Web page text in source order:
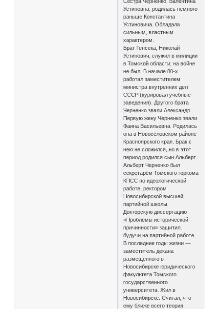
Устиновна, родилась немного
раньше Константина
Устиновича. Обладала
сильным, властным
характером.
Брат Генсека, Николай
Устинович, служил в милиции
в Томской области; на войне
не был. В начале 80-х
работал заместителем
министра внутренних дел
СССР (курировал учебные
заведения). Другого брата
Черненко звали Александр.
Первую жену Черненко звали
Фаина Васильевна. Родилась
она в Новосёловском районе
Красноярского края. Брак с
нею не сложился, но в этот
период родился сын Альберт.
Альберт Черненко был
секретарём Томского горкома
КПСС по идеологической
работе, ректором
Новосибирской высшей
партийной школы.
Докторскую диссертацию
«Проблемы исторической
причинности» защитил,
будучи на партийной работе.
В последние годы жизни —
заместитель декана
размещенного в
Новосибирске юридического
факультета Томского
государственного
университета. Жил в
Новосибирске. Считал, что
ему ближе всего теория